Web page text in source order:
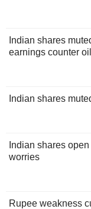
Indian shares
earnings counter
Indian shares
Indian shares
worries
Rupee weakness